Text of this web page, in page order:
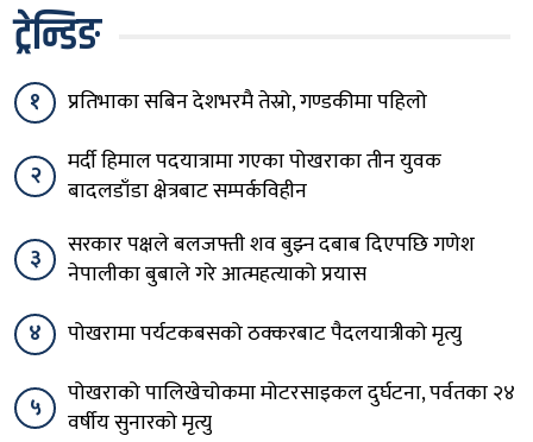
ट्रेन्डिङ
१ प्रतिभाका सबिन देशभरमै तेस्रो, गण्डकीमा पहिलो
२
मर्दी हिमाल पदयात्रामा गएका पोखराका तीन युवक
बादलडाँडा क्षेत्रबाट सम्पर्कविहीन
३
सरकार पक्षले बलजफ्ती शव बुझ्न दबाब दिएपछि गणेश
नेपालीका बुबाले गरे आत्महत्याको प्रयास
४
पोखरामा पर्यटकबसको ठक्करबाट पैदलयात्रीको मृत्यु
५
पोखराको पालिखेचोकमा मोटरसाइकल दुर्घटना, पर्वतका २४
वर्षीय सुनारको मृत्यु